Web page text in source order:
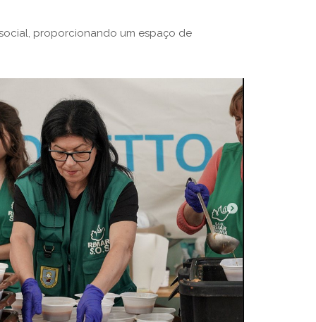
proporcionando um espaço de